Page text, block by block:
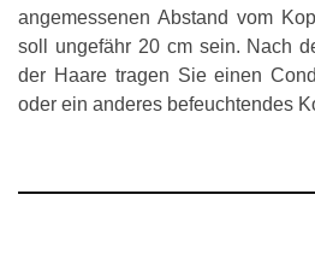
angemessenen Abstand vom
soll ungefähr 20 cm sein. Nach
der Haare tragen Sie einen
oder ein anderes befeuchtendes